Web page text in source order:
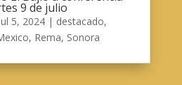
9 de julio
5, 2024| destacado,
, Rema, Sonora